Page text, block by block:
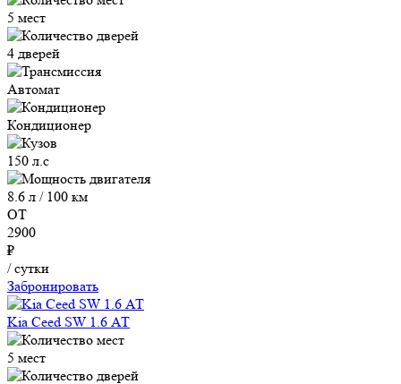
5 мест
4 дверей
Автомат
Кондиционер
150 л.с
8.6 л / 100 км
ОТ
2900
₽
/ сутки
Забронировать
Kia Ceed SW 1.6 АТ
5 мест